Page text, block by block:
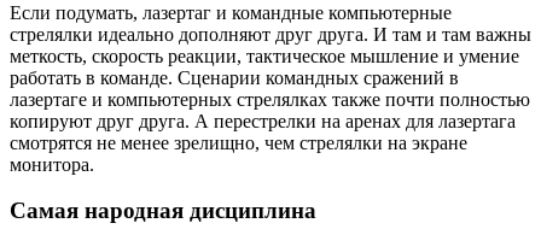
Если подумать, лазертаг и командные компьютерные
стрелялки идеально дополняют друг друга. И там и там важны
меткость, скорость реакции, тактическое мышление и умение
работать в команде. Сценарии командных сражений в
лазертаге и компьютерных стрелялках также почти полностью
копируют друг друга. А перестрелки на аренах для лазертага
смотрятся не менее зрелищно, чем стрелялки на экране
монитора.
Самая народная дисциплина